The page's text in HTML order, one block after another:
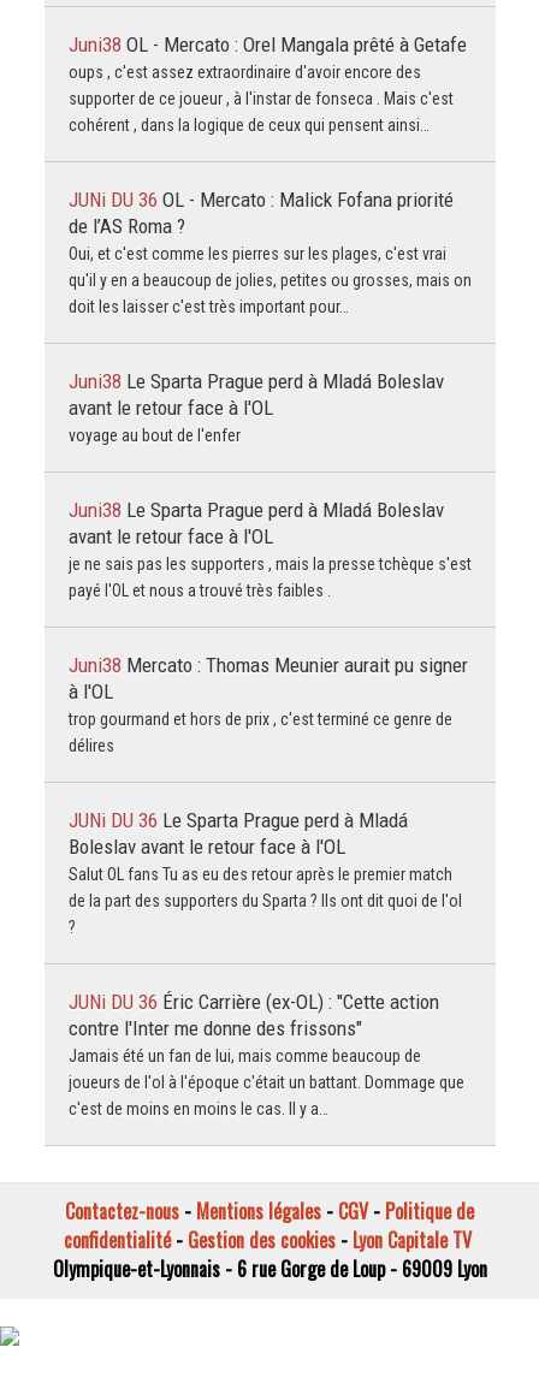
Juni38 OL - Mercato : Orel Mangala prêté à Getafe
oups , c'est assez extraordinaire d'avoir encore des
supporter de ce joueur , à l'instar de fonseca . Mais c'est
cohérent , dans la logique de ceux qui pensent ainsi…
JUNi DU 36 OL - Mercato : Malick Fofana priorité
de l’AS Roma ?
Oui, et c'est comme les pierres sur les plages, c'est vrai
qu'il y en a beaucoup de jolies, petites ou grosses, mais on
doit les laisser c'est très important pour…
Juni38 Le Sparta Prague perd à Mladá Boleslav
avant le retour face à l'OL
voyage au bout de l'enfer
Juni38 Le Sparta Prague perd à Mladá Boleslav
avant le retour face à l'OL
je ne sais pas les supporters , mais la presse tchèque s'est
payé l'OL et nous a trouvé très faibles .
Juni38 Mercato : Thomas Meunier aurait pu signer
à l'OL
trop gourmand et hors de prix , c'est terminé ce genre de
délires
JUNi DU 36 Le Sparta Prague perd à Mladá
Boleslav avant le retour face à l'OL
Salut OL fans Tu as eu des retour après le premier match
de la part des supporters du Sparta ? Ils ont dit quoi de l'ol
?
JUNi DU 36 Éric Carrière (ex-OL) : "Cette action
contre l'Inter me donne des frissons"
Jamais été un fan de lui, mais comme beaucoup de
joueurs de l'ol à l'époque c'était un battant. Dommage que
c'est de moins en moins le cas. Il y a…
Contactez-nous - Mentions légales - CGV- Politique de
confidentialité- Gestion des cookies- Lyon Capitale TV
Olympique-et-Lyonnais - 6 rue Gorge de Loup - 69009 Lyon